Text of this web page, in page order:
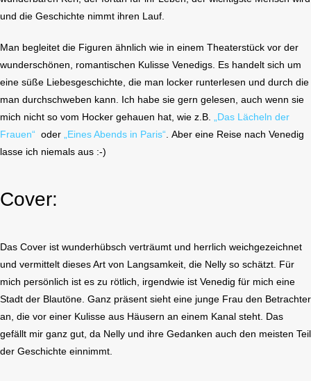
und die Geschichte nimmt ihren Lauf.
Man begleitet die Figuren ähnlich wie in einem Theaterstück vor der
wunderschönen, romantischen Kulisse Venedigs. Es handelt sich um
eine süße Liebesgeschichte, die man locker runterlesen und durch die
man durchschweben kann. Ich habe sie gern gelesen, auch wenn sie
mich nicht so vom Hocker gehauen hat, wie z.B.
„Das Lächeln der
Frauen“ oder „Eines Abends in Paris“ . Aber eine Reise nach Venedig
lasse ich niemals aus :-)
Cover:
Das Cover ist wunderhübsch verträumt und herrlich weichgezeichnet
und vermittelt dieses Art von Langsamkeit, die Nelly so schätzt. Für
mich persönlich ist es zu rötlich, irgendwie ist Venedig für mich eine
Stadt der Blautöne. Ganz präsent sieht eine junge Frau den Betrachter
an, die vor einer Kulisse aus Häusern an einem Kanal steht. Das
gefällt mir ganz gut, da Nelly und ihre Gedanken auch den meisten Teil
der Geschichte einnimmt.